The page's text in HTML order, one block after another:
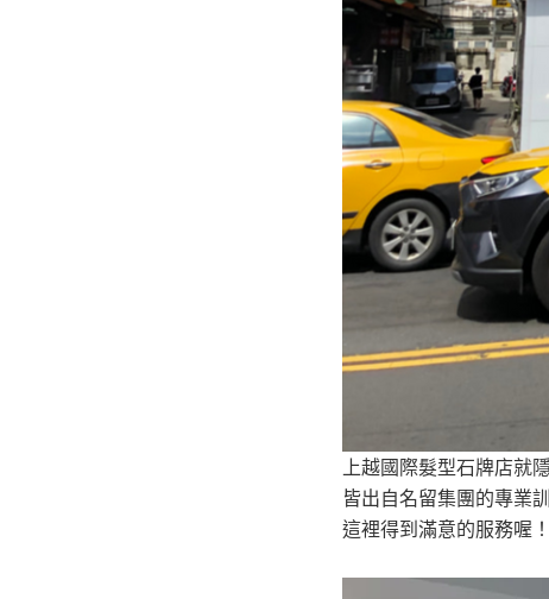
上越國際髮型石牌店就
皆出自名留集團的專業
這裡得到滿意的服務喔！